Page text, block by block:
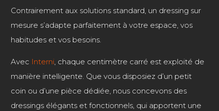
Contrairement aux solutions standard, un dressing sur
mesure s’adapte parfaitement à votre espace, vos
habitudes et vos besoins.
Avec Interni, chaque centimètre carré est exploité de
manière intelligente. Que vous disposiez d’un petit
coin ou d’une pièce dédiée, nous concevons des
dressings élégants et fonctionnels, qui apportent une